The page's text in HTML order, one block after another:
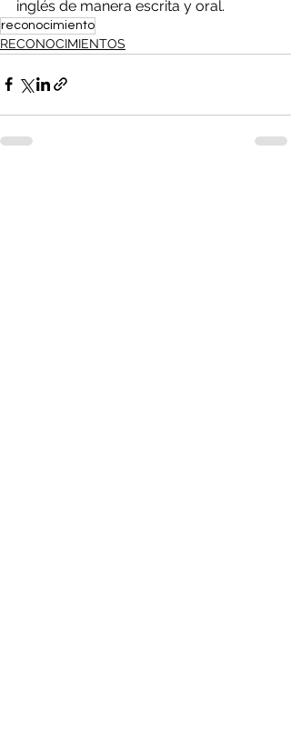
inglés de manera escrita y oral.
reconocimiento
RECONOCIMIENTOS